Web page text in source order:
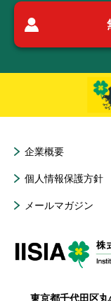
企業概要
個人情報保護方針
メールマガジン
東京都千代田区